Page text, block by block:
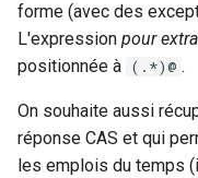
forme (avec des
L'expression pour
positionnée à (.*)@ .
On souhaite aussi
réponse CAS et qui
les emplois du temps